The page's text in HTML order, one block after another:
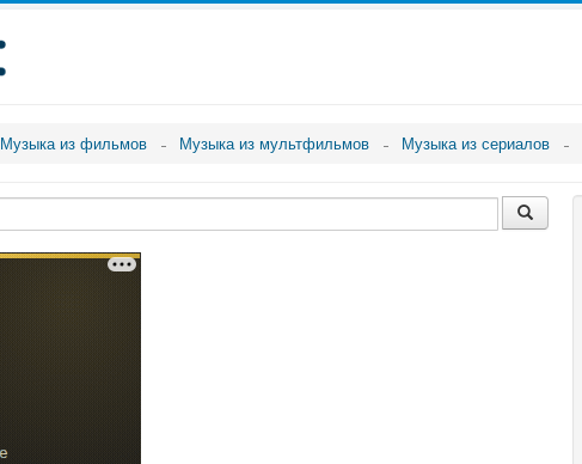
Музыка из фильмов Музыка из мультфильмов Музыка из сериалов